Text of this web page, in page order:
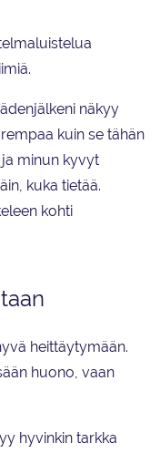
näkyy
kuin se tähän
minun kyvyt
kuka tietää.
kohti
heittäytymään.
huono, vaan
hyvinkin tarkka